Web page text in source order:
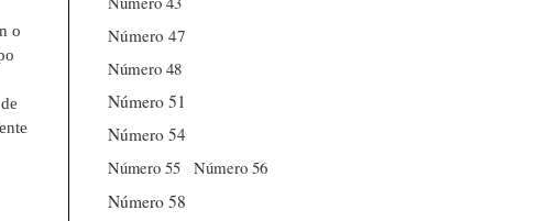
o
Número 47
Número 48
Número 51
Número 54
Número 55
Número 56
Número 58